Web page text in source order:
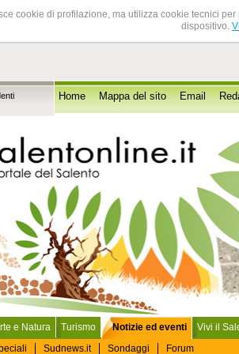
cookie di profilazione, ma utilizza cookie tecnici
dispositivo.
Home Mappa del sito Email
e Natura Turismo
Notizie ed eventi
Sudnews.it Sondaggi Forum
Vivi il